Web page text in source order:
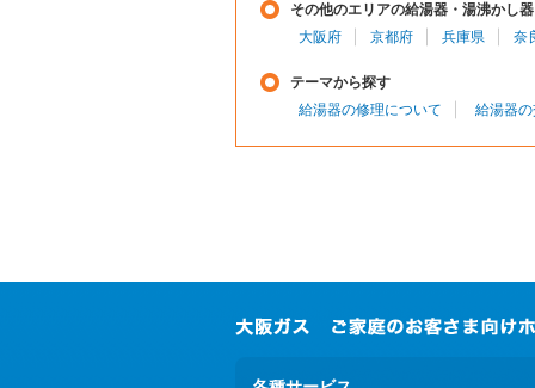
その他のエリアの給湯器・湯沸かし
大阪府
京都府 兵庫県 奈
テーマから探す
給湯器の修理について
給湯器